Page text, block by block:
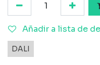
Añadir a lista de
DALI